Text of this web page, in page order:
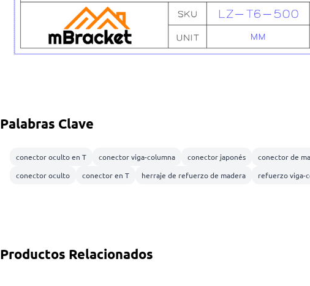
Palabras Clave
conector oculto en T conector viga-columna conector japonés conector de
conector oculto
conector en T herraje de refuerzo de madera refuerzo viga-
Productos Relacionados